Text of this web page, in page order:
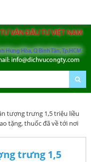
tượng trưng 1,5 triệu liều
tặng, thuốc đã về tới nơi
trưng 1,5